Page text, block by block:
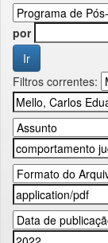
por
Filtros correntes: